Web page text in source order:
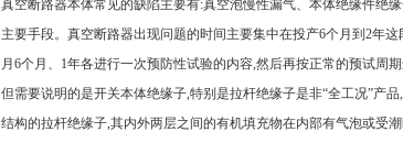
真空断路器本体常见的缺陷主要有:真空泡慢性漏气、本体绝缘件绝
主要手段。真空断路器出现问题的时间主要集中在投产6个月到2年
月6个月、1年各进行一次预防性试验的内容,然后再按正常的预试周
但需要说明的是开关本体绝缘子,特别是拉杆绝缘子是非“全工况”产
结构的拉杆绝缘子,其内外两层之间的有机填充物在内部有气泡或受